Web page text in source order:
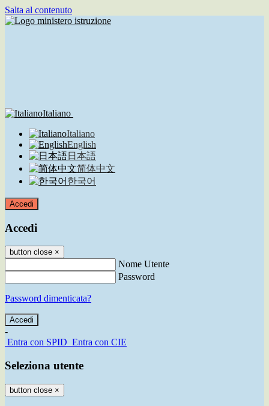
Salta al contenuto
Italiano
Italiano
English
日本語
简体中文
한국어
Accedi
Accedi
button close ×
Nome Utente
Password
Password dimenticata?
-
Entra con SPID Entra con CIE
Seleziona utente
button close ×